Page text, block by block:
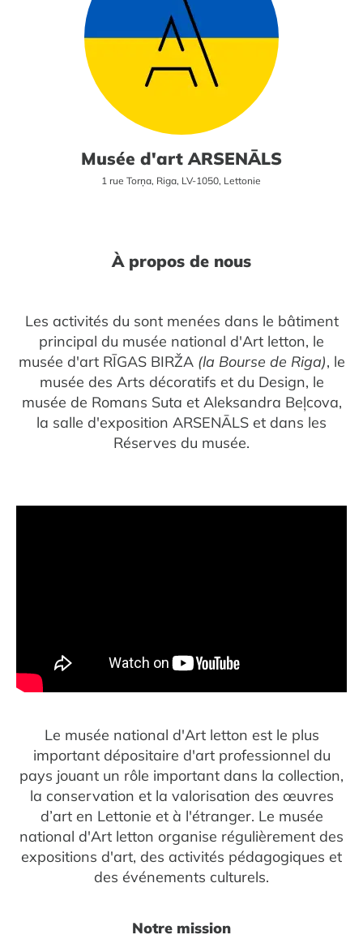
Musée d'art ARSENĀLS
1 rue Torņa, Riga, LV-1050, Lettonie
À propos de nous
Les activités du sont menées dans le bâtiment
principal du musée national d'Art letton, le
musée d'art RĪGAS BIRŽA (la Bourse de Riga), le
musée des Arts décoratifs et du Design, le
musée de Romans Suta et Aleksandra Beļcova,
la salle d'exposition ARSENĀLS et dans les
Réserves du musée.
Le musée national d'Art letton est le plus
important dépositaire d'art professionnel du
pays jouant un rôle important dans la collection,
la conservation et la valorisation des œuvres
d’art en Lettonie et à l'étranger. Le musée
national d'Art letton organise régulièrement des
expositions d'art, des activités pédagogiques et
des événements culturels.
Notre mission